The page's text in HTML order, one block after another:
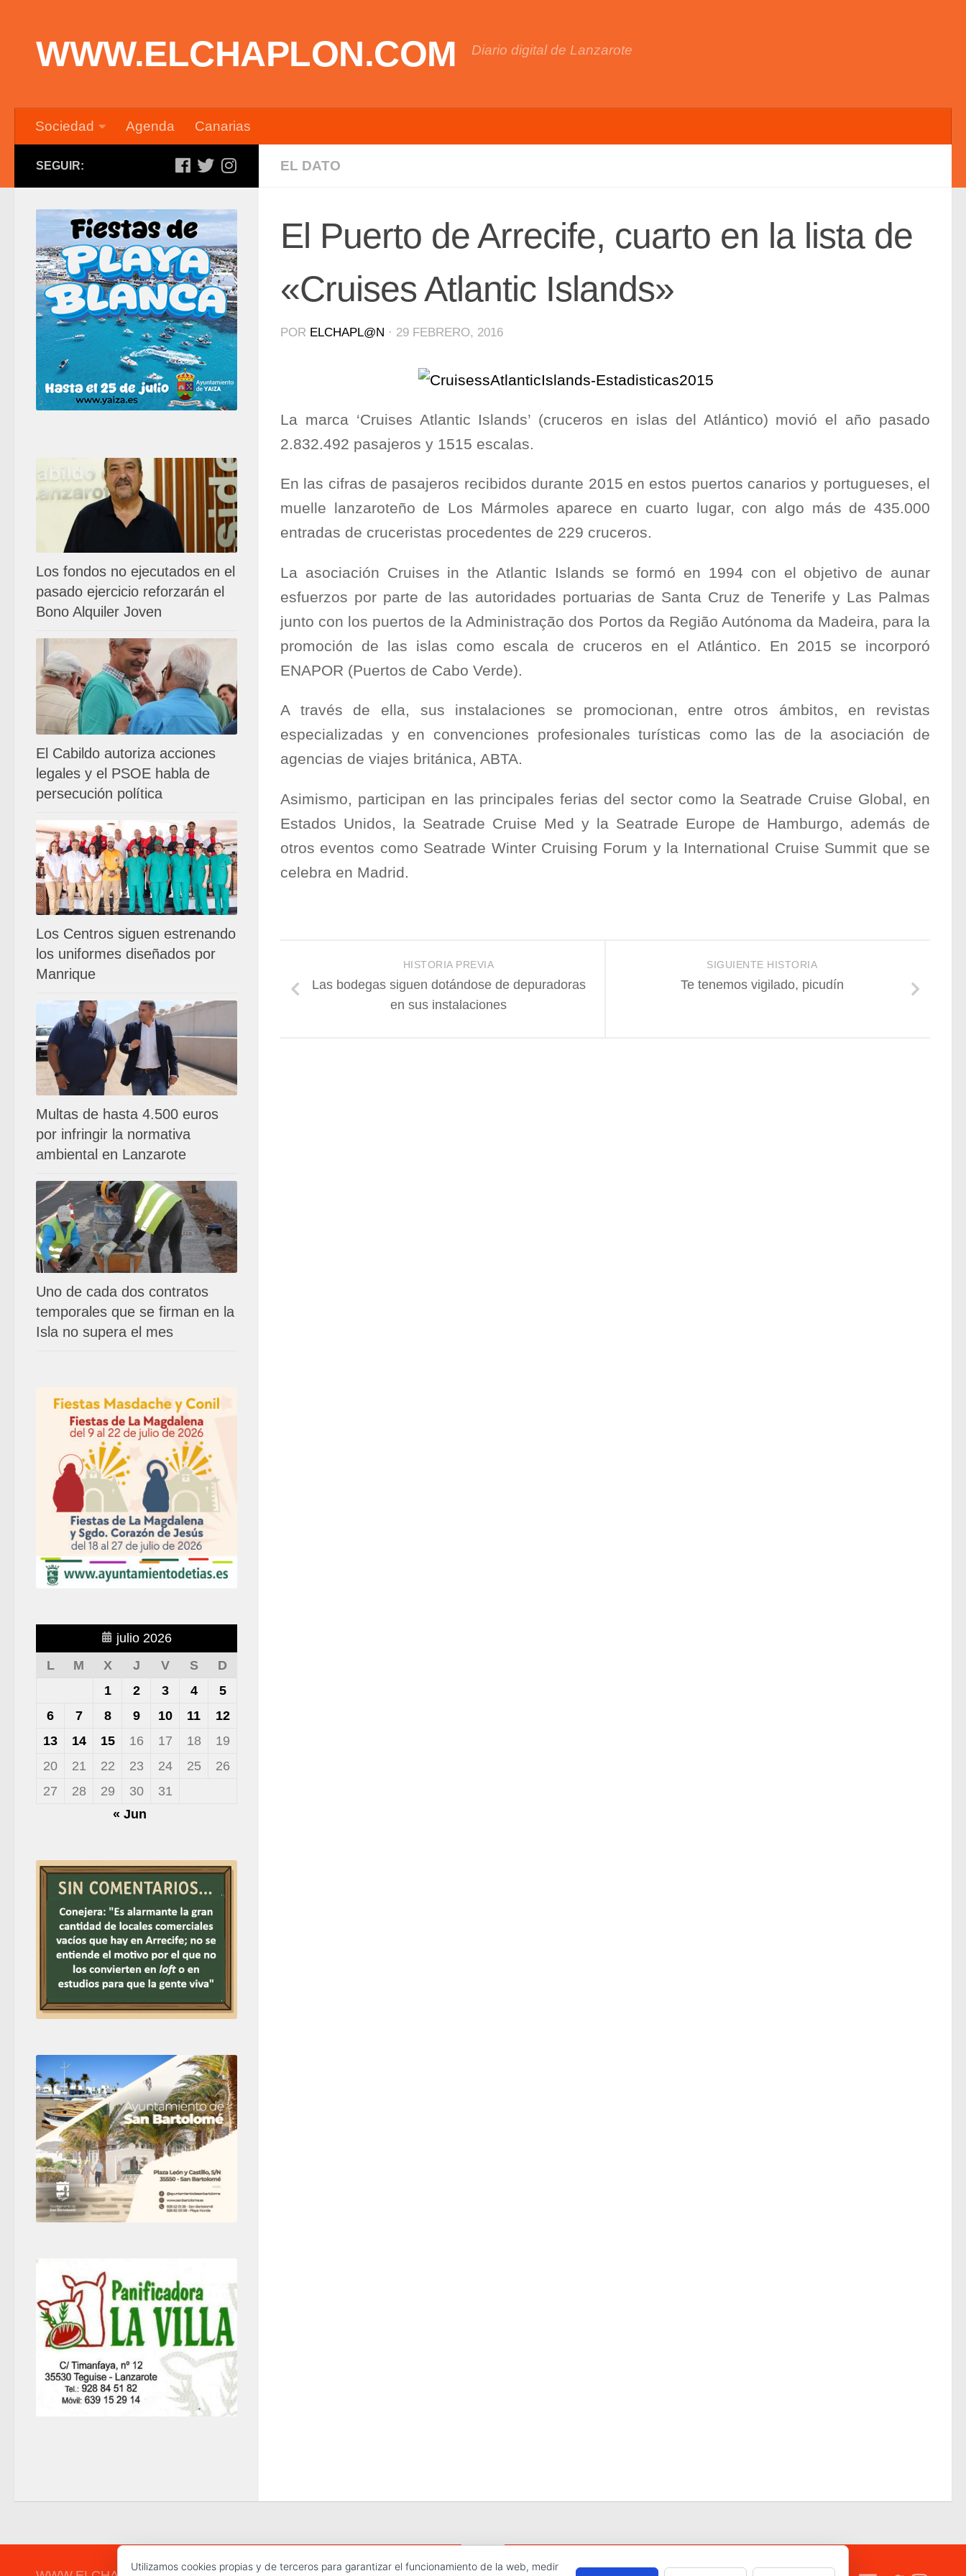
WWW.ELCHAPLON.COM Diario digital de Lanzarote
Sociedad Agenda Canarias
EL DATO
El Puerto de Arrecife, cuarto en la lista de
«Cruises Atlantic Islands»
POR ELCHAPL@N · 29 FEBRERO, 2016
La marca ‘Cruises Atlantic Islands’ (cruceros en islas del Atlántico) movió el año pasado
2.832.492 pasajeros y 1515 escalas.
En las cifras de pasajeros recibidos durante 2015 en estos puertos canarios y portugueses, el
muelle lanzaroteño de Los Mármoles aparece en cuarto lugar, con algo más de 435.000
entradas de cruceristas procedentes de 229 cruceros.
La asociación Cruises in the Atlantic Islands se formó en 1994 con el objetivo de aunar
esfuerzos por parte de las autoridades portuarias de Santa Cruz de Tenerife y Las Palmas
junto con los puertos de la Administração dos Portos da Região Autónoma da Madeira, para la
promoción de las islas como escala de cruceros en el Atlántico. En 2015 se incorporó
ENAPOR (Puertos de Cabo Verde).
A través de ella, sus instalaciones se promocionan, entre otros ámbitos, en revistas
especializadas y en convenciones profesionales turísticas como las de la asociación de
agencias de viajes británica, ABTA.
Asimismo, participan en las principales ferias del sector como la Seatrade Cruise Global, en
Estados Unidos, la Seatrade Cruise Med y la Seatrade Europe de Hamburgo, además de
otros eventos como Seatrade Winter Cruising Forum y la International Cruise Summit que se
celebra en Madrid.
SIGUIENTE HISTORIA
Te tenemos vigilado, picudín
HISTORIA PREVIA
Las bodegas siguen dotándose de depuradoras
en sus instalaciones
SEGUIR:
Los fondos no ejecutados en el
pasado ejercicio reforzarán el
Bono Alquiler Joven
El Cabildo autoriza acciones
legales y el PSOE habla de
persecución política
Los Centros siguen estrenando
los uniformes diseñados por
Manrique
Multas de hasta 4.500 euros
por infringir la normativa
ambiental en Lanzarote
Uno de cada dos contratos
temporales que se firman en la
Isla no supera el mes
julio 2026
L
M X J V S
D
1
2 3 4
5
6
7 8 9 10 11
12
13
14 15 16 17 18
19
20
21 22 23 24 25
26
27
28 29 30
31
« Jun
Utilizamos cookies propias y de terceros para garantizar el funcionamiento de la web, medir